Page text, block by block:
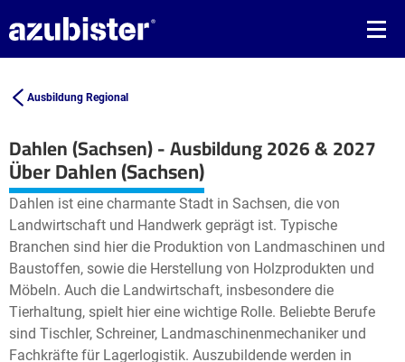
Ausbildung Regional
Dahlen (Sachsen) - Ausbildung 2026 & 2027
+
−
Leaflet| ©OpenStreetMap2contributors
Über Dahlen (Sachsen)
Dahlen ist eine charmante Stadt in Sachsen, die von
Landwirtschaft und Handwerk geprägt ist. Typische
Branchen sind hier die Produktion von Landmaschinen und
Baustoffen, sowie die Herstellung von Holzprodukten und
Möbeln. Auch die Landwirtschaft, insbesondere die
Tierhaltung, spielt hier eine wichtige Rolle. Beliebte Berufe
sind Tischler, Schreiner, Landmaschinenmechaniker und
Fachkräfte für Lagerlogistik. Auszubildende werden in